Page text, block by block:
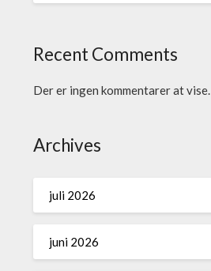
Recent Comments
Der er ingen kommentarer at vise.
Archives
juli 2026
juni 2026